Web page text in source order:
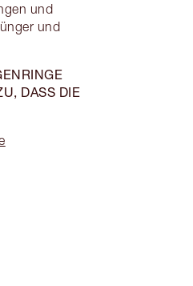
und
und
DASS DIE